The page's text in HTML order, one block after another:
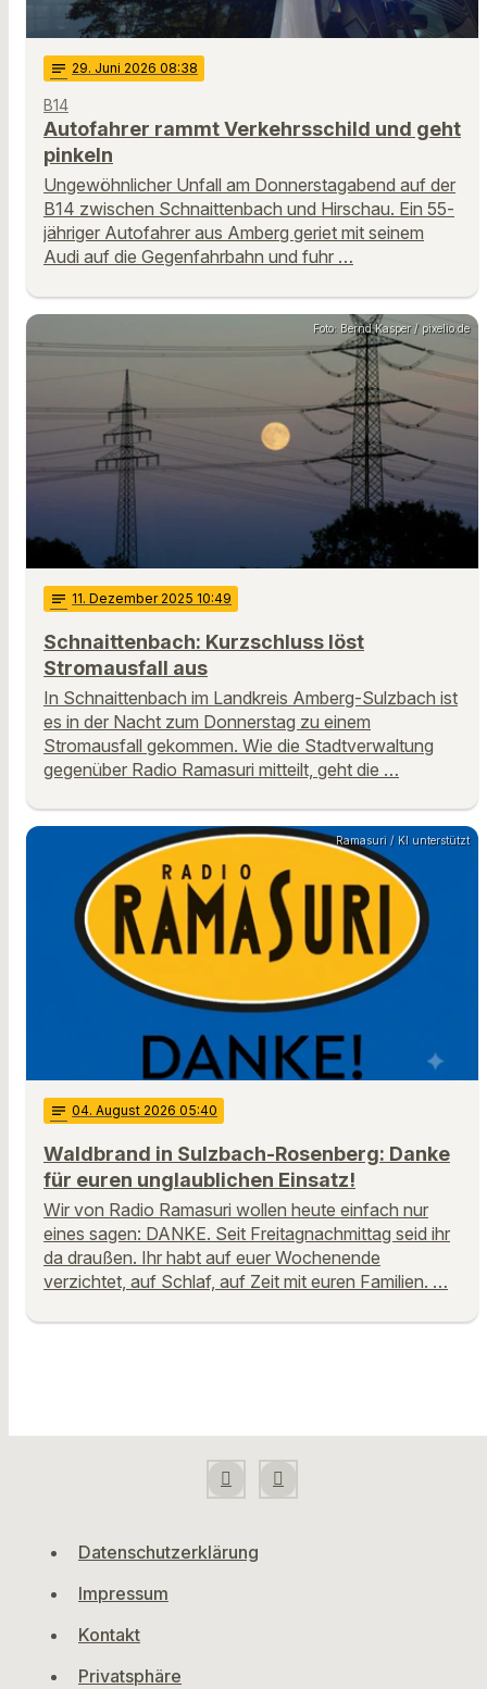
notes 29. Juni 2026 08:38
B14
Autofahrer rammt Verkehrsschild und geht
pinkeln
Ungewöhnlicher Unfall am Donnerstagabend auf der
B14 zwischen Schnaittenbach und Hirschau. Ein 55-
jähriger Autofahrer aus Amberg geriet mit seinem
Audi auf die Gegenfahrbahn und fuhr …
Foto: Bernd Kasper / pixelio.de
notes 11. Dezember 2025 10:49
Schnaittenbach: Kurzschluss löst
Stromausfall aus
In Schnaittenbach im Landkreis Amberg-Sulzbach ist
es in der Nacht zum Donnerstag zu einem
Stromausfall gekommen. Wie die Stadtverwaltung
gegenüber Radio Ramasuri mitteilt, geht die …
Ramasuri / KI unterstützt
notes 04. August 2026 05:40
Waldbrand in Sulzbach-Rosenberg: Danke
für euren unglaublichen Einsatz!
Wir von Radio Ramasuri wollen heute einfach nur
eines sagen: DANKE. Seit Freitagnachmittag seid ihr
da draußen. Ihr habt auf euer Wochenende
verzichtet, auf Schlaf, auf Zeit mit euren Familien. …
Datenschutzerklärung
Impressum
Kontakt
Privatsphäre